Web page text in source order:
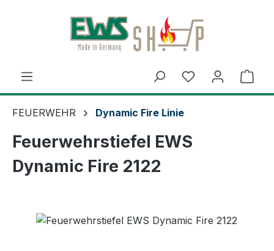
Zum Hauptinhalt springen
FEUERWEHR Dynamic Fire Linie
Feuerwehrstiefel EWS
Dynamic Fire 2122